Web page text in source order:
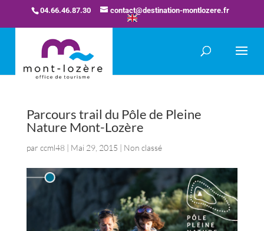
04.66.46.87.30 contact@destination-montlozere.fr
Parcours trail du Pôle de Pleine
Nature Mont-Lozère
par ccml48| Mai 29, 2015 | Non classé